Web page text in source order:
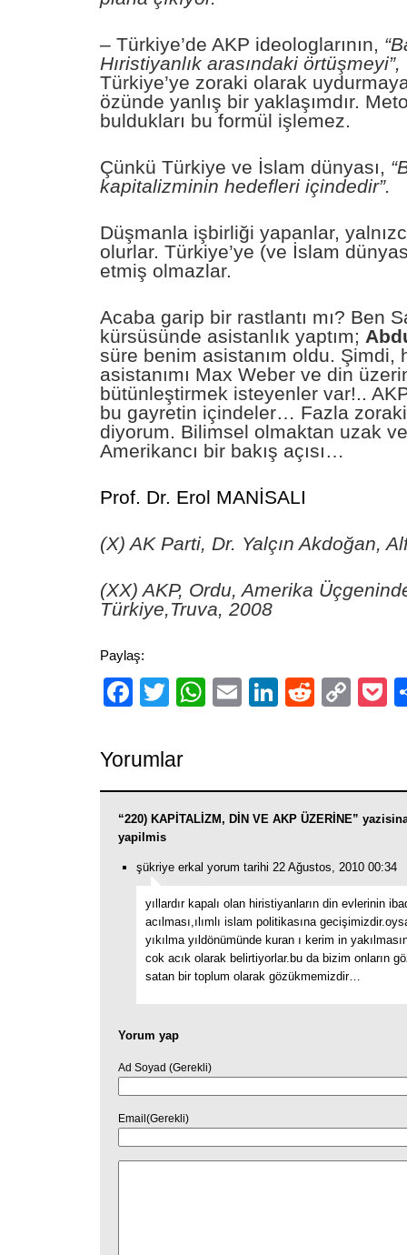
– Türkiye’de AKP ideologlarının,
Hıristiyanlık arasındaki örtüşmeyi”,
Türkiye’ye zoraki olarak
özünde yanlış bir yaklaşımdır.
buldukları bu formül işlemez.
Çünkü Türkiye ve İslam dünyası,
kapitalizminin hedefleri içindedir”.
Düşmanla işbirliği yapanlar,
olurlar. Türkiye’ye (ve İslam
etmiş olmazlar.
Acaba garip bir rastlantı mı? Ben
kürsüsünde asistanlık yaptım;
süre benim asistanım oldu. Şimdi,
asistanımı Max Weber ve din
bütünleştirmek isteyenler var!..
bu gayretin içindeler… Fazla
diyorum. Bilimsel olmaktan uzak
Amerikancı bir bakış açısı…
Prof. Dr. Erol MANİSALI
(X) AK Parti, Dr. Yalçın Akdoğan,
(XX) AKP, Ordu, Amerika
Türkiye,Truva, 2008
Paylaş:
Facebook
TwitterWhatsApp
EmailLinkedIn
Reddit
Yorumlar
“220) KAPİTALİZM, DİN VE AKP ÜZERİNE”
yapilmis
şükriye erkal yorum tarihi 22 Ağustos, 2010 00:34
yıllardır kapalı olan hiristiyanların din evlerinin
acılması,ılımlı islam politikasına
yıkılma yıldönümünde kuran ı kerim in
cok acık olarak belirtiyorlar.bu da bizim onların
satan bir toplum olarak gözükmemizdir…
Yorum yap
Ad Soyad (Gerekli)
Email(Gerekli)